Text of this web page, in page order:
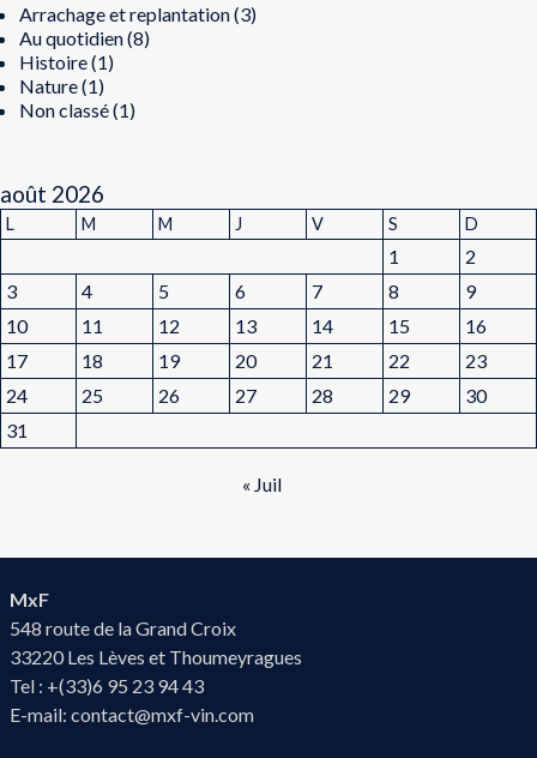
Arrachage et replantation(3)
Au quotidien(8)
Histoire(1)
Nature(1)
Non classé(1)
août 2026
L M M J V S D
1
2
3
4 5 6 7 8
9
10
11 12 13 14 15
16
17
18 19 20 21 22
23
24
25 26 27 28 29
30
31
« Juil
MxF
548 route de la Grand Croix
33220 Les Lèves et Thoumeyragues
Tel : +(33)6 95 23 94 43
E-mail: contact@mxf-vin.com